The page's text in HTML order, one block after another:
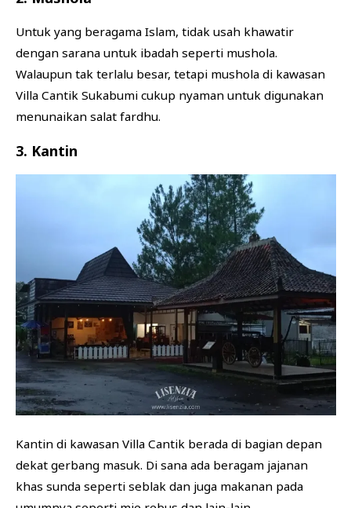
Untuk yang beragama Islam, tidak usah khawatir
dengan sarana untuk ibadah seperti mushola.
Walaupun tak terlalu besar, tetapi mushola di kawasan
Villa Cantik Sukabumi cukup nyaman untuk digunakan
menunaikan salat fardhu.
3. Kantin
Kantin di kawasan Villa Cantik berada di bagian depan
dekat gerbang masuk. Di sana ada beragam jajanan
khas sunda seperti seblak dan juga makanan pada